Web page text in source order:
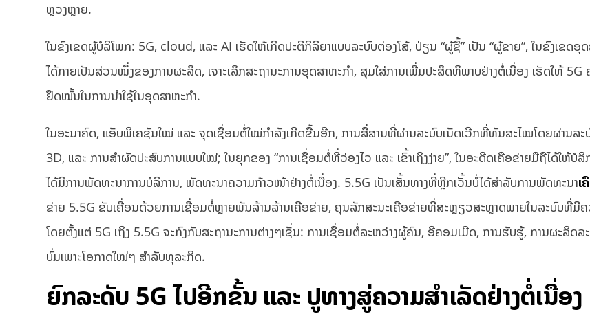
ຫຼວງຫຼາຍ.
ໃນຂົງເຂດຜູ້ບໍລິໂພກ: 5G, cloud, ແລະ AI ເຮັດໃຫ້ເກີດປະຕິກິລິຍາແບບລະບົບຕ່ອງໂສ້, ປ່ຽນ “ຜູ້ຊື້” ເປັນ “ຜູ້ຂາຍ”, ໃນຂົງເຂດອຸ
ໄດ້ກາຍເປັນສ່ວນໜຶ່ງຂອງການຜະລິດ, ເຈາະເລິກສະຖານະການອຸດສາຫະກຳ, ສຸມໃສ່ການເພີ່ມປະສິດທິພາບຢ່າງຕໍ່ເນື່ອງ ເຮັດໃຫ້
ຢຶດໝັ້ນໃນການນໍາໃຊ້ໃນອຸດສາຫະກໍາ.
ໃນອະນາຄົດ, ແອັບພິເຄຊັນໃໝ່ ແລະ ຈຸດເຊື່ອມຕໍ່ໃໝ່ກຳລັງເກີດຂື້ນອີກ, ການສື່ສານທີ່ຜ່ານລະບົບເນັດເວີກທີ່ທັນສະໄໝໂດຍຜ່ານລະ
3D, ແລະ ການສຳຜັດປະສົບການແບບໃໝ່; ໃນຍຸກຂອງ “ການເຊື່ອມຕໍ່ທີ່ວ່ອງໄວ ແລະ ເຂົ້າເຖິງງ່າຍ”, ໃນອະດີດເຄືອຂ່າຍມືຖືໄດ້ໃຫ້ບໍ
ໄດ້ມີການພັດທະນາການບໍລິການ, ພັດທະນາຄວາມກ້າວໜ້າຢ່າງຕໍ່ເນື່ອງ. 5.5G ເປັນເສັ້ນທາງທີ່ຫຼີກເວັ້ນບໍ່ໄດ້ສໍາລັບການພັດທະນາເ
ຂ່າຍ 5.5G ຂັບເຄື່ອນດ້ວຍການເຊື່ອມຕໍ່ຫຼາຍພັນລ້ານລ້ານເຄືອຂ່າຍ, ຄຸນລັກສະນະເຄືອຂ່າຍທີ່ສະຫຼຽວສະຫຼາດພາຍໃນລະບົບທີ່ມີຄ
ໂດຍຕັ້ງແຕ່ 5G ເຖິງ 5.5G ຈະກົງກັບສະຖານະການຕ່າງໆເຊັ່ນ: ການເຊື່ອມຕໍ່ລະຫວ່າງຜູ້ຄົນ, ອີຄອມເມີດ, ການຮັບຮູ້, ການຜະລິດລ
ບົ່ມເພາະໂອກາດໃໝ່ໆ ສຳລັບທຸລະກິດ.
ຍົກລະດັບ 5G ໄປອີກຂັ້ນ ແລະ ປູທາງສູ່ຄວາມສຳເລັດຢ່າງຕໍ່ເນື່ອງ